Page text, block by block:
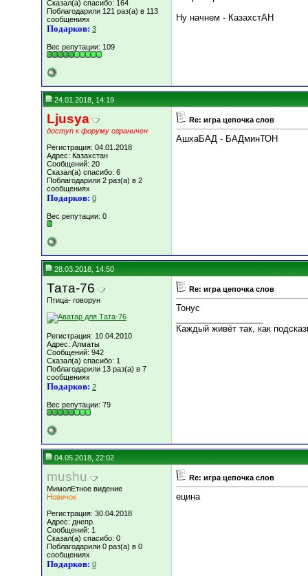
Сказал(а) спасибо: 164
Поблагодарили 121 раз(а) в 113
сообщениях
Подарков: 3
Вес репутации: 109
Ну начнем - КазахстАН
24.01.2018, 14:19
Ljusya
доступ к форуму ограничен
Регистрация: 04.01.2018
Адрес: Казахстан
Сообщений: 20
Сказал(а) спасибо: 6
Поблагодарили 2 раз(а) в 2
сообщениях
Подарков: 0
Вес репутации: 0
Re: игра цепочка слов
АшхаБАД - БАДминТОН
28.03.2018, 14:50
Тата-76
Птица- говорун
Регистрация: 10.04.2010
Адрес: Алматы
Сообщений: 942
Сказал(а) спасибо: 1
Поблагодарили 13 раз(а) в 7
сообщениях
Подарков: 2
Вес репутации: 79
Re: игра цепочка слов
Тонус
Каждый живёт так, как
04.05.2018, 22:02
mushu
МимолЕтное видение
Новичок
Регистрация: 30.04.2018
Адрес: днепр
Сообщений: 1
Сказал(а) спасибо: 0
Поблагодарили 0 раз(а) в 0
сообщениях
Подарков: 0
Re: игра цепочка слов
ецина